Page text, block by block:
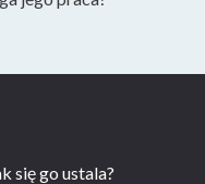
się go ustala?